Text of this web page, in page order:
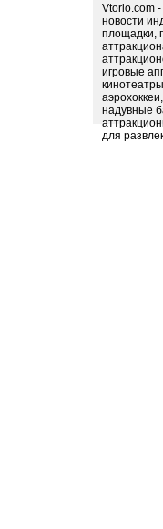
Vtorio.com
новости
площадки,
игровые
надувные
для